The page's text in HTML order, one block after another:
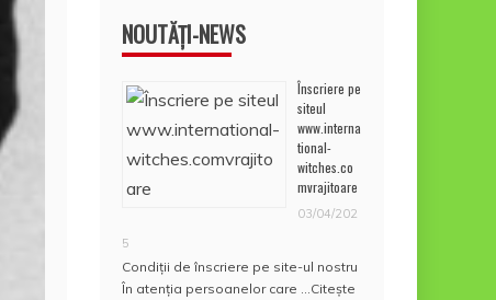
NOUTĂȚI-NEWS
Înscriere pe
siteul
www.interna
tional-
witches.co
mvrajitoare
03/04/202
5
Condiţii de înscriere pe site-ul nostru
În atenţia persoanelor care … Citește